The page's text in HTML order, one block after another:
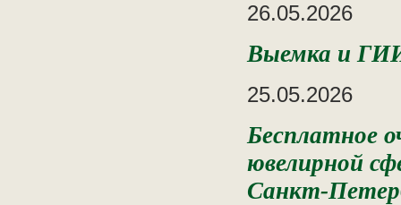
26.05.2026
Выемка и
25.05.2026
Бесплатное
ювелирной
Санкт-